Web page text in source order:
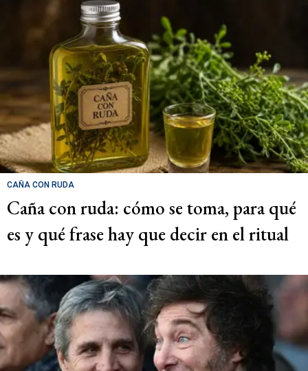
CAÑA CON RUDA
Caña con ruda: cómo se toma, para qué
es y qué frase hay que decir en el ritual